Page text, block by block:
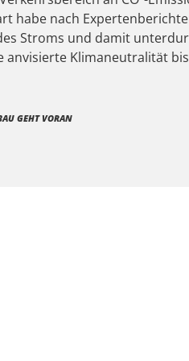
habe nach
Stroms und damit
Klimaneutralität
GEHT VORAN